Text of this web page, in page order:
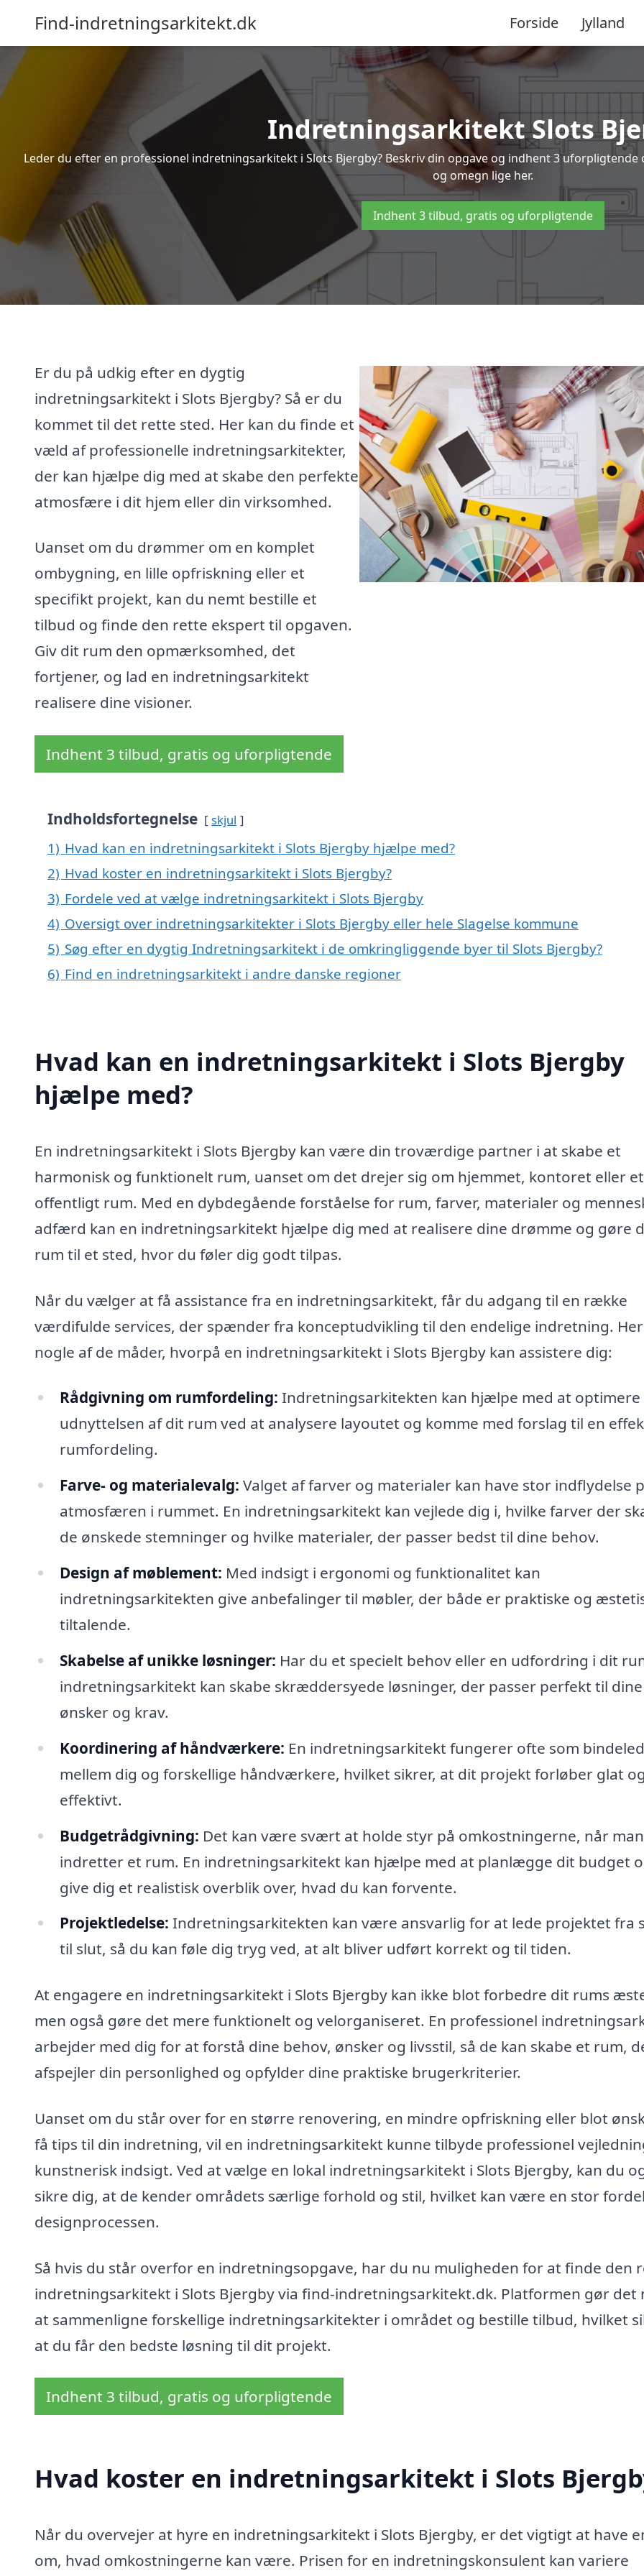
Find-indretningsarkitekt.dk Forside Jylland
Indretningsarkitekt Slots
Leder du efter en professionel indretningsarkitekt i Slots Bjergby? Beskriv din opgave og indhent 3
og omegn lige her.
Indhent 3 tilbud, gratis og uforpligtende
Er du på udkig efter en dygtig
indretningsarkitekt i Slots Bjergby? Så er du
kommet til det rette sted. Her kan du finde et
væld af professionelle indretningsarkitekter,
der kan hjælpe dig med at skabe den perfekte
atmosfære i dit hjem eller din virksomhed.
Uanset om du drømmer om en komplet
ombygning, en lille opfriskning eller et
specifikt projekt, kan du nemt bestille et
tilbud og finde den rette ekspert til opgaven.
Giv dit rum den opmærksomhed, det
fortjener, og lad en indretningsarkitekt
realisere dine visioner.
Indhent 3 tilbud, gratis og uforpligtende
Indholdsfortegnelse skjul
1) Hvad kan en indretningsarkitekt i Slots Bjergby hjælpe med?
2) Hvad koster en indretningsarkitekt i Slots Bjergby?
3) Fordele ved at vælge indretningsarkitekt i Slots Bjergby
4) Oversigt over indretningsarkitekter i Slots Bjergby eller hele Slagelse kommune
5) Søg efter en dygtig Indretningsarkitekt i de omkringliggende byer til Slots Bjergby?
6) Find en indretningsarkitekt i andre danske regioner
Hvad kan en indretningsarkitekt i Slots Bjergby
hjælpe med?
En indretningsarkitekt i Slots Bjergby kan være din troværdige partner i at skabe et
harmonisk og funktionelt rum, uanset om det drejer sig om hjemmet, kontoret eller et
offentligt rum. Med en dybdegående forståelse for rum, farver, materialer og
adfærd kan en indretningsarkitekt hjælpe dig med at realisere dine drømme og gøre
rum til et sted, hvor du føler dig godt tilpas.
Når du vælger at få assistance fra en indretningsarkitekt, får du adgang til en række
værdifulde services, der spænder fra konceptudvikling til den endelige indretning.
nogle af de måder, hvorpå en indretningsarkitekt i Slots Bjergby kan assistere dig:
Rådgivning om rumfordeling: Indretningsarkitekten kan hjælpe med at optimere
udnyttelsen af dit rum ved at analysere layoutet og komme med forslag til en
rumfordeling.
Farve- og materialevalg: Valget af farver og materialer kan have stor indflydelse
atmosfæren i rummet. En indretningsarkitekt kan vejlede dig i, hvilke farver der
de ønskede stemninger og hvilke materialer, der passer bedst til dine behov.
Design af møblement: Med indsigt i ergonomi og funktionalitet kan
indretningsarkitekten give anbefalinger til møbler, der både er praktiske og
tiltalende.
Skabelse af unikke løsninger: Har du et specielt behov eller en udfordring i dit
indretningsarkitekt kan skabe skræddersyede løsninger, der passer perfekt til dine
ønsker og krav.
Koordinering af håndværkere: En indretningsarkitekt fungerer ofte som bindeled
mellem dig og forskellige håndværkere, hvilket sikrer, at dit projekt forløber glat og
effektivt.
Budgetrådgivning: Det kan være svært at holde styr på omkostningerne, når man
indretter et rum. En indretningsarkitekt kan hjælpe med at planlægge dit budget
give dig et realistisk overblik over, hvad du kan forvente.
Projektledelse: Indretningsarkitekten kan være ansvarlig for at lede projektet fra
til slut, så du kan føle dig tryg ved, at alt bliver udført korrekt og til tiden.
At engagere en indretningsarkitekt i Slots Bjergby kan ikke blot forbedre dit rums
men også gøre det mere funktionelt og velorganiseret. En professionel
arbejder med dig for at forstå dine behov, ønsker og livsstil, så de kan skabe et rum,
afspejler din personlighed og opfylder dine praktiske brugerkriterier.
Uanset om du står over for en større renovering, en mindre opfriskning eller blot
få tips til din indretning, vil en indretningsarkitekt kunne tilbyde professionel
kunstnerisk indsigt. Ved at vælge en lokal indretningsarkitekt i Slots Bjergby, kan du
sikre dig, at de kender områdets særlige forhold og stil, hvilket kan være en stor
designprocessen.
Så hvis du står overfor en indretningsopgave, har du nu muligheden for at finde den
indretningsarkitekt i Slots Bjergby via find-indretningsarkitekt.dk. Platformen gør det
at sammenligne forskellige indretningsarkitekter i området og bestille tilbud, hvilket
at du får den bedste løsning til dit projekt.
Indhent 3 tilbud, gratis og uforpligtende
Hvad koster en indretningsarkitekt i Slots
Når du overvejer at hyre en indretningsarkitekt i Slots Bjergby, er det vigtigt at have
om, hvad omkostningerne kan være. Prisen for en indretningskonsulent kan variere